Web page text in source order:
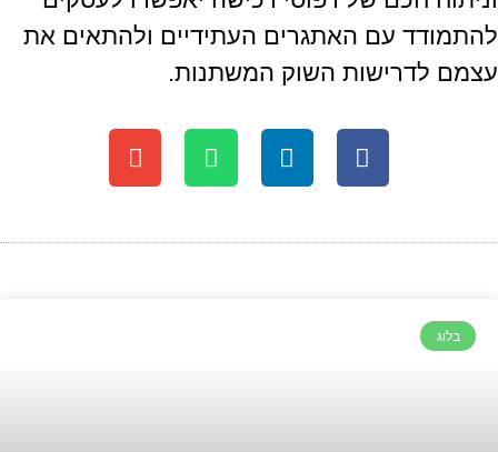
להתמודד עם האתגרים העתידיים ולהתאים את
עצמם לדרישות השוק המשתנות.
בלוג